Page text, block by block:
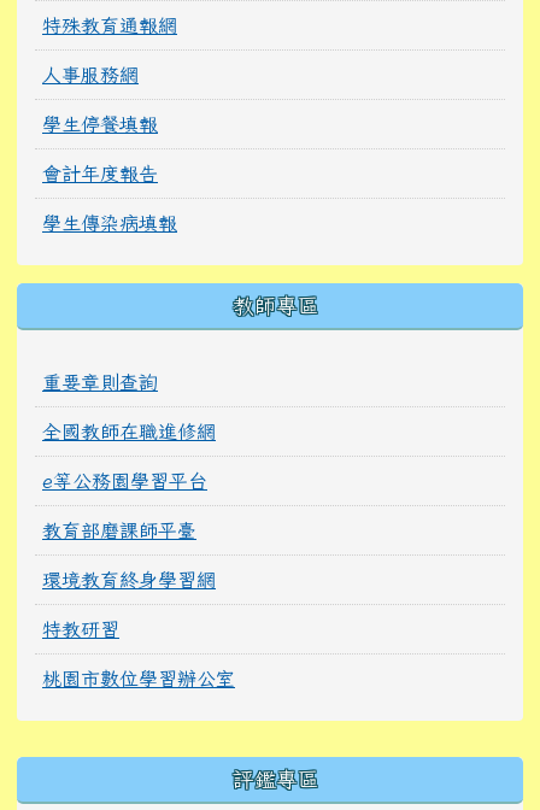
特殊教育通報網
人事服務網
學生停餐填報
會計年度報告
學生傳染病填報
教師專區
重要章則查詢
全國教師在職進修網
e等公務園學習平台
教育部磨課師平臺
環境教育終身學習網
特教研習
桃園市數位學習辦公室
評鑑專區